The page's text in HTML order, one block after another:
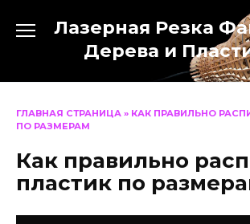
содержанию
Лазерная Резка
Дерева и
ГЛАВНАЯ СТРАНИЦА » КАК ПРАВИЛЬНО
ПО РАЗМЕРАМ
Как правильно
пластик по